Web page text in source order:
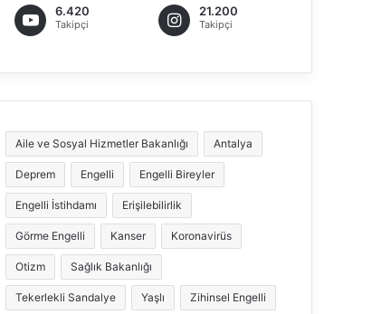
6.420
Takipçi
21.200
Takipçi
Aile ve Sosyal Hizmetler Bakanlığı Antalya
Deprem Engelli Engelli Bireyler
Engelli İstihdamı Erişilebilirlik
Görme Engelli Kanser Koronavirüs
Otizm Sağlık Bakanlığı
Tekerlekli Sandalye Yaşlı Zihinsel Engelli